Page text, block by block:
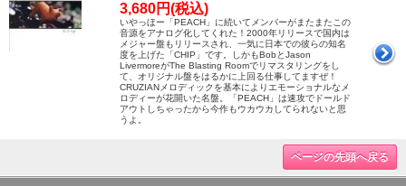
3,680円(税込)
いやっほー「PEACH」に続いてメンバーがまたまたこの
音源をアナログ化してくれた！2000年リリースで国内は
メジャー盤もリリースされ、一気に日本での彼らの知名
度を上げた「CHIP」です。しかもBobとJason
LivermoreがThe Blasting Roomでリマスタリングをし
て、オリジナル盤をはるかに上回る仕事してますぜ！
CRUZIANメロディックを基本によりエモーショナルなメ
ロディーが花開いた名盤。「PEACH」は速攻でドールド
アウトしちゃったから今作もウカウカしてられないと思
うよ。
ページの先頭へ戻る